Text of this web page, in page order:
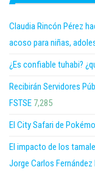
Claudia Rincón Pérez
acoso para niñas,
¿Es confiable tuhabi?
Recibirán Servidores
FSTSE 7,285
El City Safari de
El impacto de los
Jorge Carlos Fernández